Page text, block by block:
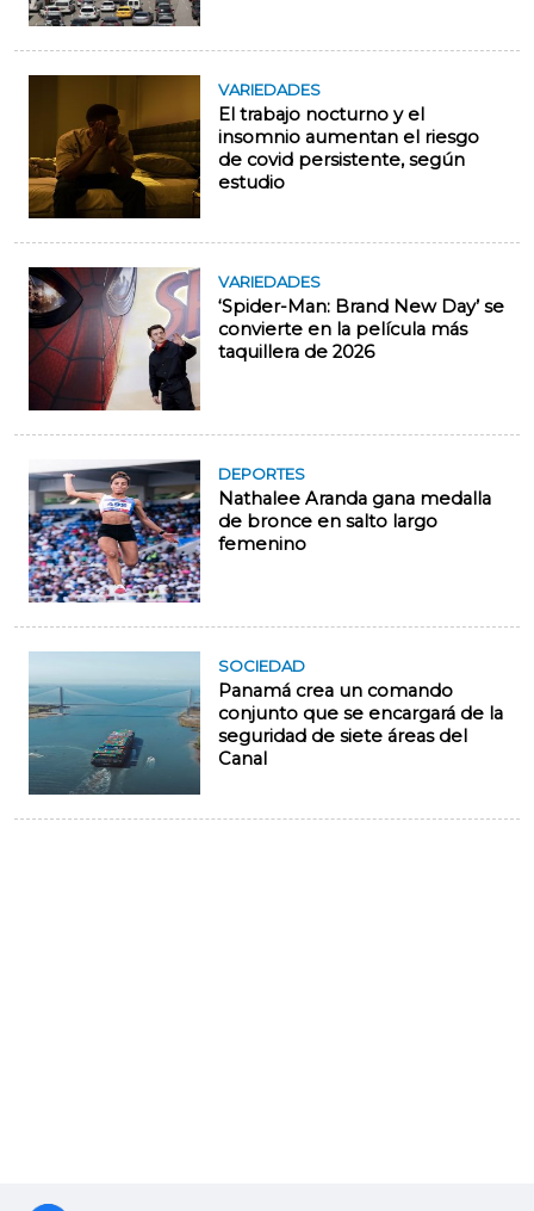
VARIEDADES
El trabajo nocturno y el
insomnio aumentan el riesgo
de covid persistente, según
estudio
VARIEDADES
‘Spider-Man: Brand New Day’ se
convierte en la película más
taquillera de 2026
DEPORTES
Nathalee Aranda gana medalla
de bronce en salto largo
femenino
SOCIEDAD
Panamá crea un comando
conjunto que se encargará de la
seguridad de siete áreas del
Canal